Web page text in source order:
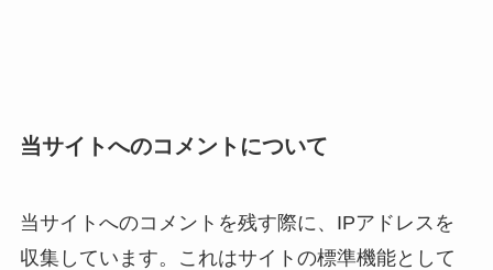
当サイトへのコメントについて
当サイトへのコメントを残す際に、IPアドレスを
収集しています。これはサイトの標準機能として